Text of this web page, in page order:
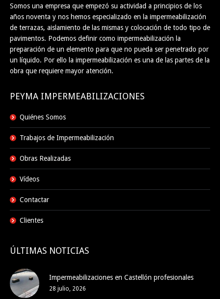
Somos una empresa que empezó su actividad a principios de los
años noventa y nos hemos especializado en la impermeabilización
de terrazas, aislamiento de las mismas y colocación de todo tipo de
pavimentos. Podemos definir como impermeabilización la
preparación de un elemento para que no pueda ser penetrado por
un líquido. Por ello la impermeabilización es una de las partes de la
obra que requiere mayor atención.
PEYMA IMPERMEABILIZACIONES
Quiénes Somos
Trabajos de Impermeabilización
Obras Realizadas
Vídeos
Contactar
Clientes
ÚLTIMAS NOTICIAS
Impermeabilizaciones en Castellón profesionales
28 julio, 2026